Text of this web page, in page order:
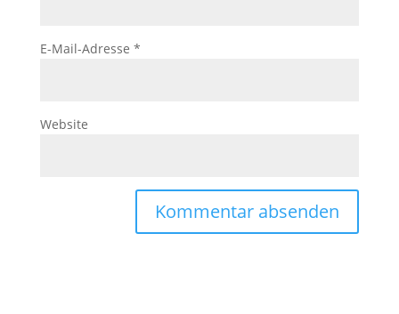
E-Mail-Adresse *
Website